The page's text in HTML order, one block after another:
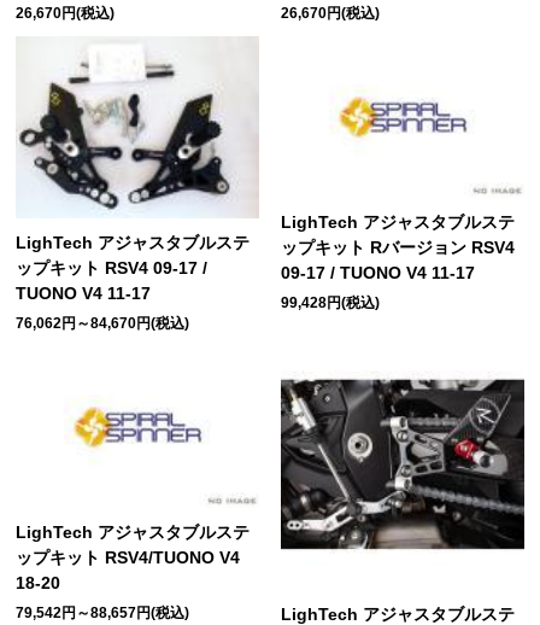
26,670円(税込) 26,670円(税込)
LighTech アジャスタブルステ
ップキット RSV4 09-17 /
TUONO V4 11-17
76,062円～84,670円(税込)
LighTech アジャスタブルステ
ップキット Rバージョン RSV4
09-17 / TUONO V4 11-17
99,428円(税込)
LighTech アジャスタブルステ
ップキット RSV4/TUONO V4
18-20
79,542円～88,657円(税込)
LighTech アジャスタブルステ